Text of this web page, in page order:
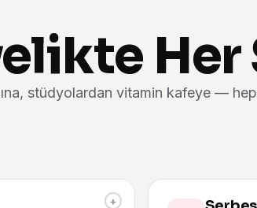
Her
stüdyolardan vitamin kafeye —
+